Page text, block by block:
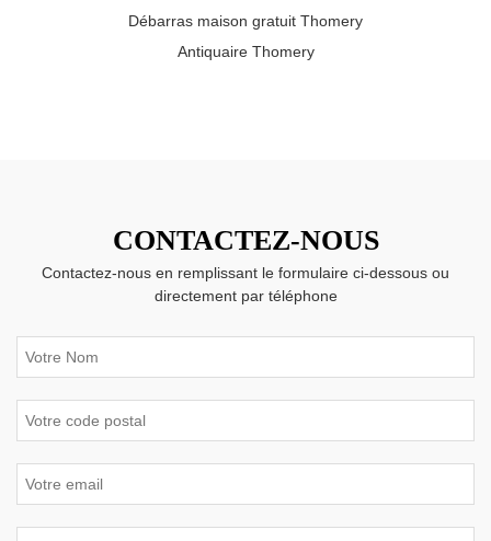
Débarras maison gratuit Thomery
Antiquaire Thomery
CONTACTEZ-NOUS
Contactez-nous en remplissant le formulaire ci-dessous ou
directement par téléphone